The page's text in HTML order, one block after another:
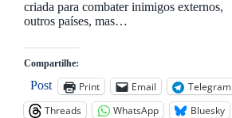
criada para combater inimigos externos,
outros países, mas…
Compartilhe:
Post Print Email
Telegram
Threads
WhatsApp
Bluesky